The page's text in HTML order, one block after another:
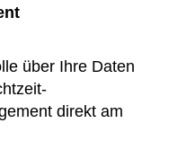
über Ihre Daten
direkt am